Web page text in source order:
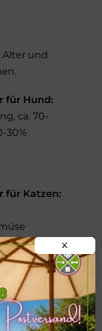
Alter und
für Hund:
ca. 70-
30%
für Katzen:
deklariert,
X